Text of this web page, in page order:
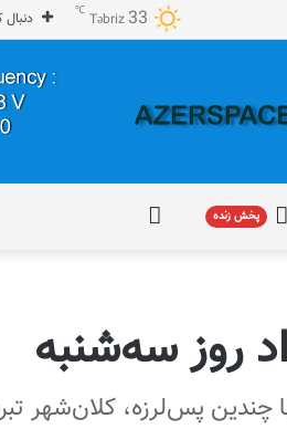
Təbriz33
℃
پخش
پخش زنده
روز سه‌شنبه
نسبتاً شدیدی همراه با چندین پس‌لرزه،